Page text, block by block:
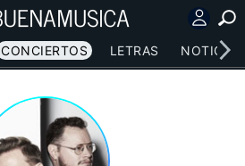
CONCIERTOS LETRAS NOTICIAS